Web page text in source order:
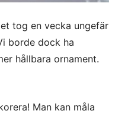
tog en vecka ungefär
borde dock ha
hållbara ornament.
Man kan måla